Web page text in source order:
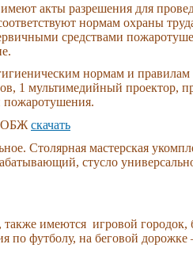
акты разрешения для
нормам охраны
средствами
нормам и
1 мультимедийный проектор,
пожаротушения.
ОБЖ скачать
Столярная мастерская
стусло
имеются игровой городок,
по футболу, на беговой